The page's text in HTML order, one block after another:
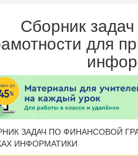
Сборник
для
ЗАДАЧ ПО ФИНАНСОВОЙ
ИНФОРМАТИКИ